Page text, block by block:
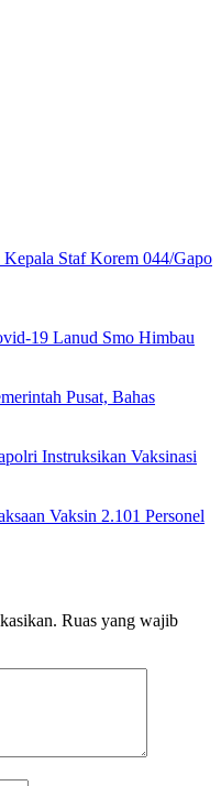
Kepala Staf Korem 044/Gapo
19 Lanud Smo Himbau
Pusat, Bahas
Instruksikan Vaksinasi
Vaksin 2.101 Personel
Ruas yang wajib